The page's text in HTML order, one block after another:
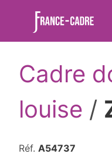
Cadre
louise /
Réf. A54737